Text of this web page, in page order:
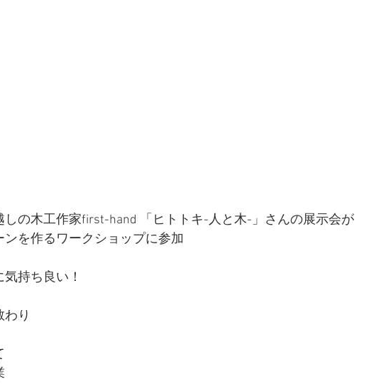
の木工作家first-hand 「ヒトトキ-人と木-」さんの展示会が
を作るワークショップに参加
持ち良い！
り